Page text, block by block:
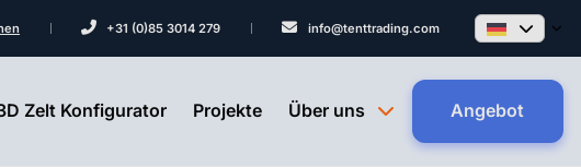
+31 (0)85 3014 279 info@tenttrading.com
Zelt Konfigurator Projekte Über uns Angebot